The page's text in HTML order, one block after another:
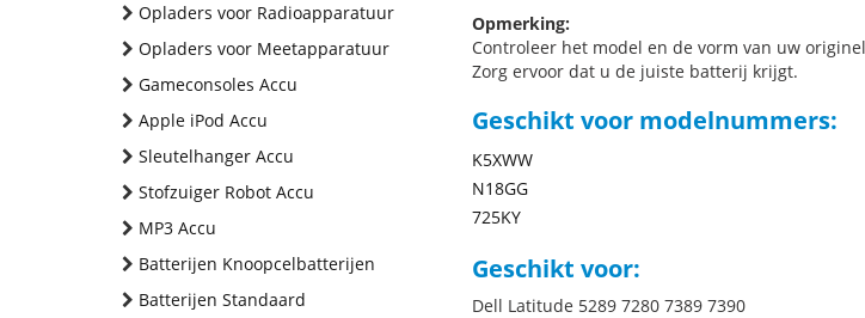
Opladers voor Radioapparatuur
Opladers voor Meetapparatuur
Gameconsoles Accu
Apple iPod Accu
Sleutelhanger Accu
Stofzuiger Robot Accu
MP3 Accu
Batterijen Knoopcelbatterijen
Batterijen Standaard
Opmerking:
Controleer het model en de vorm van uw
Zorg ervoor dat u de juiste batterij krijgt.
Geschikt voor modelnummers:
K5XWW
N18GG
725KY
Geschikt voor:
Dell Latitude 5289 7280 7389 7390